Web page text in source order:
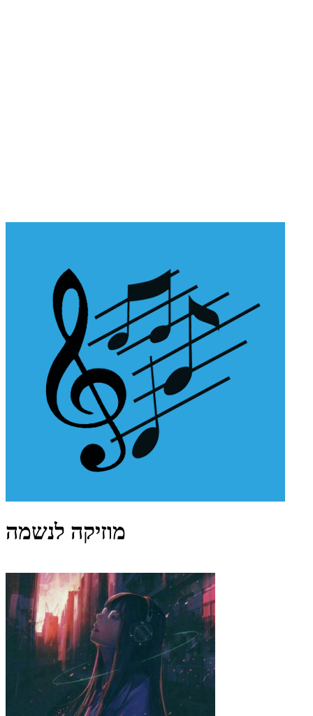
מוזיקה לנשמה